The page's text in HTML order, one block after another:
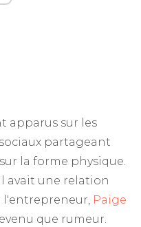
apparus sur les
partageant
la forme physique.
avait une relation
l'entrepreneur, Paige
que rumeur.